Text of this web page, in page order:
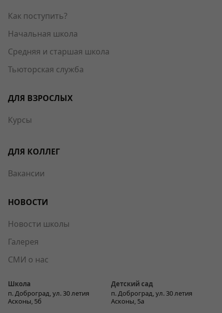
Как поступить?
Начальная школа
Средняя и старшая школа
Тьюторская служба
ДЛЯ ВЗРОСЛЫХ
Курсы
ДЛЯ КОЛЛЕГ
Вакансии
НОВОСТИ
Новости школы
Галерея
СМИ о нас
Школа
п. Доброград, ул. 30 летия
Асконы, 5б
Детский сад
п. Доброград, ул. 30 летия
Асконы, 5а